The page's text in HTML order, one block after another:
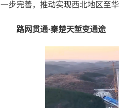
一步完善，推动实现西北地区至
路网贯通·秦楚天堑变通途